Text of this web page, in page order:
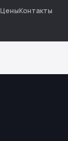
ЦеныКонтакты